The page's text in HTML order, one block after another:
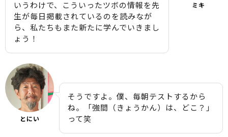
いうわけで、こういったツボの情報を先
生が毎日掲載されているのを読みなが
ら、私たちもまた新たに学んでいきまし
ょう！
ミキ
とにい
そうですよ。僕、毎朝テストするから
ね。「強間（きょうかん）は、どこ？」
って笑